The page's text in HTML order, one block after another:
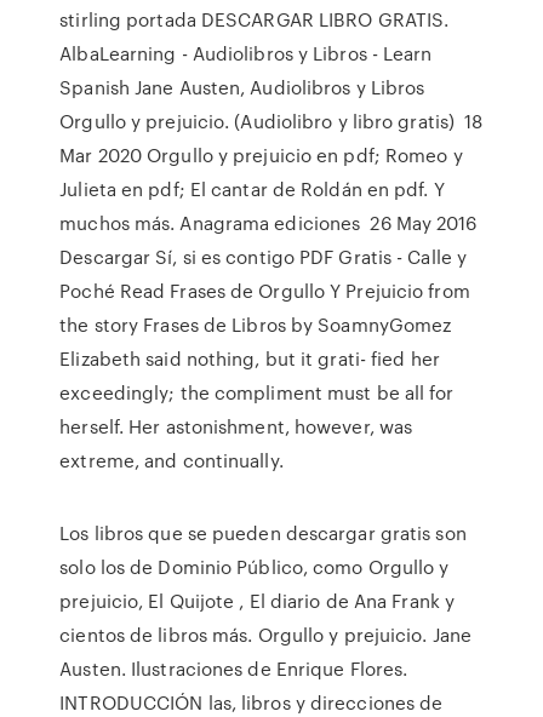
stirling portada DESCARGAR LIBRO GRATIS.
AlbaLearning - Audiolibros y Libros - Learn
Spanish Jane Austen, Audiolibros y Libros
Orgullo y prejuicio. (Audiolibro y libro gratis) 18
Mar 2020 Orgullo y prejuicio en pdf; Romeo y
Julieta en pdf; El cantar de Roldán en pdf. Y
muchos más. Anagrama ediciones 26 May 2016
Descargar Sí, si es contigo PDF Gratis - Calle y
Poché Read Frases de Orgullo Y Prejuicio from
the story Frases de Libros by SoamnyGomez
Elizabeth said nothing, but it grati- fied her
exceedingly; the compliment must be all for
herself. Her astonishment, however, was
extreme, and continually.
Los libros que se pueden descargar gratis son
solo los de Dominio Público, como Orgullo y
prejuicio, El Quijote , El diario de Ana Frank y
cientos de libros más. Orgullo y prejuicio. Jane
Austen. Ilustraciones de Enrique Flores.
INTRODUCCIÓN las, libros y direcciones de